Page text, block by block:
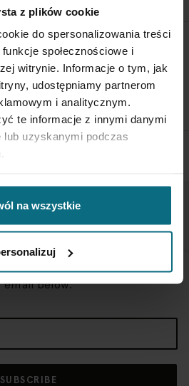
z plików cookie
do spersonalizowania treści
społecznościowe i
witrynie. Informacje o tym, jak
udostępniamy partnerom
i analitycznym.
te informacje z innymi danymi
uzyskanymi podczas
na wszystkie
please contact Service
shipment arrival.
CHECK THE DETAILS
date, sign up to receive our
below.
SUBSCRIBE